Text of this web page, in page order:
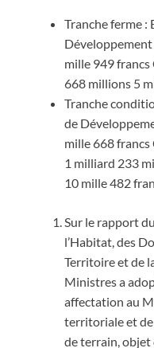
Tranche ferme :
mille 949 francs
668 millions 5
Tranche
de
mille 668 francs
1 milliard 233
10 mille 482
Sur le rapport
l’Habitat, des
Territoire et de
Ministres a
affectation au
territoriale et
de terrain, objet